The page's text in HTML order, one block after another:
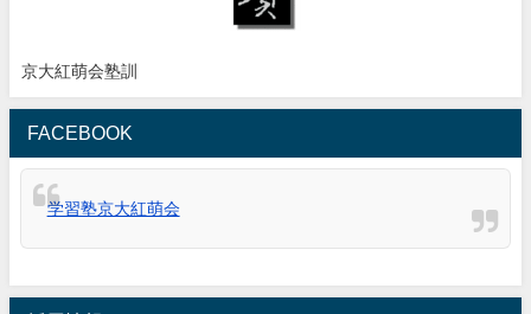
京大紅萌会塾訓
FACEBOOK
学習塾京大紅萌会